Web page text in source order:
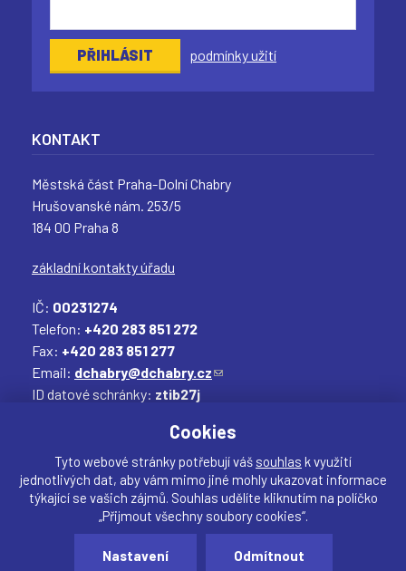
podmínky užití
KONTAKT
Městská část Praha-Dolní Chabry
Hrušovanské nám. 253/5
184 00 Praha 8
základní kontakty úřadu
IČ: 00231274
Telefon: +420 283 851 272
Fax: +420 283 851 277
Email: dchabry@dchabry.cz(
k
a
z
o
d
ID datové schránky: ztib27j
d
k
a
Sdílet
Vytvořil:
drualas.cz
Cookies
Tyto webové stránky potřebují váš souhlas k využití
jednotlivých dat, aby vám mimo jiné mohly ukazovat informace
týkající se vašich zájmů. Souhlas udělíte kliknutím na políčko
„Přijmout všechny soubory cookies“.
Nastavení Odmítnout